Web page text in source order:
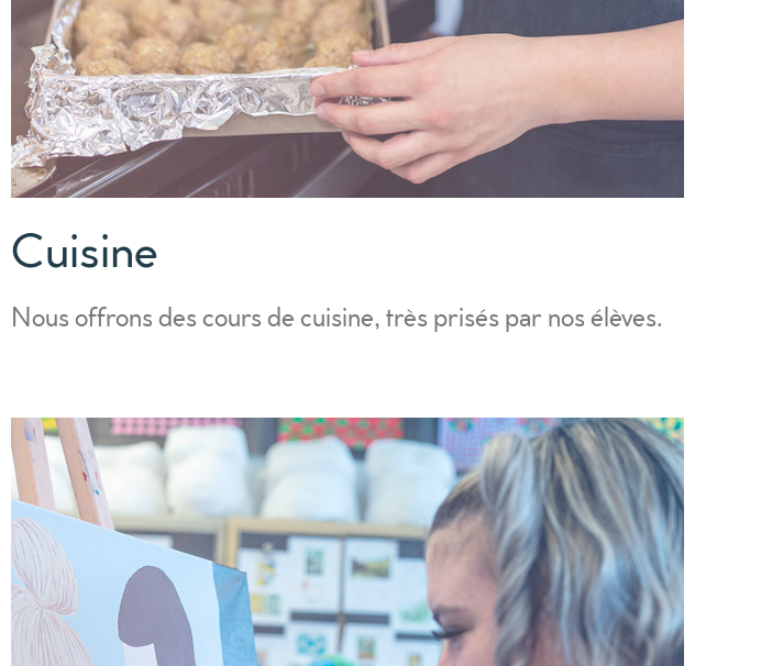
Cuisine
Nous offrons des cours de cuisine, très prisés par nos élèves.